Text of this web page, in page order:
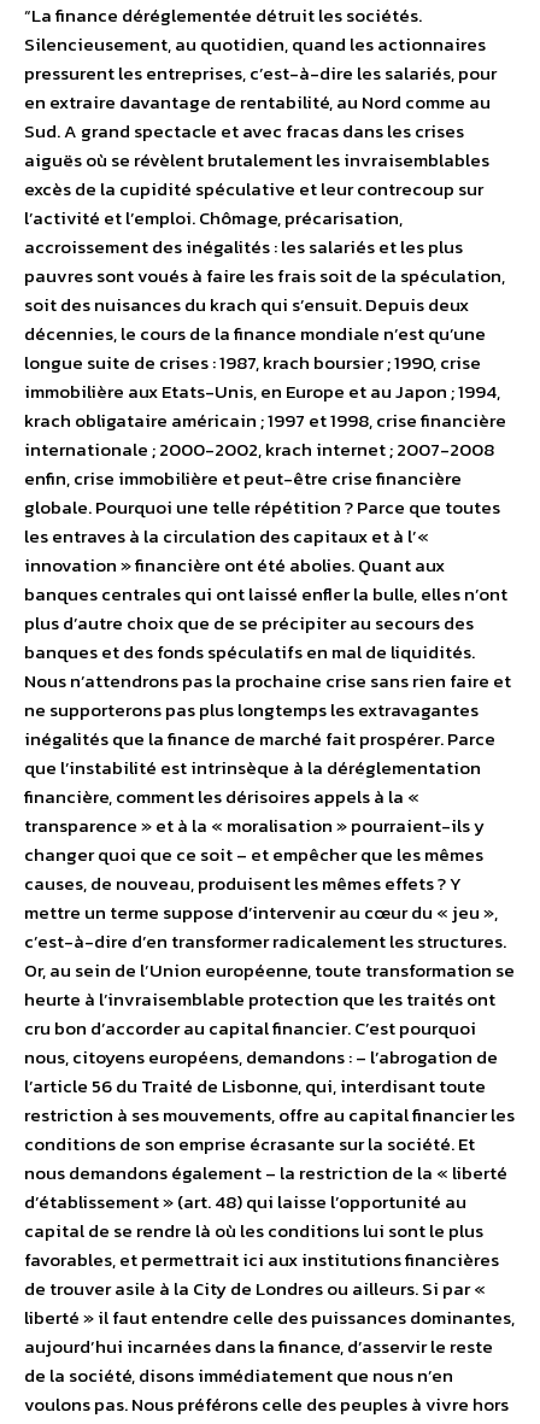
“La finance déréglementée détruit les sociétés.
Silencieusement, au quotidien, quand les actionnaires
pressurent les entreprises, c’est-à-dire les salariés, pour
en extraire davantage de rentabilité, au Nord comme au
Sud. A grand spectacle et avec fracas dans les crises
aiguës où se révèlent brutalement les invraisemblables
excès de la cupidité spéculative et leur contrecoup sur
l’activité et l’emploi. Chômage, précarisation,
accroissement des inégalités : les salariés et les plus
pauvres sont voués à faire les frais soit de la spéculation,
soit des nuisances du krach qui s’ensuit. Depuis deux
décennies, le cours de la finance mondiale n’est qu’une
longue suite de crises : 1987, krach boursier ; 1990, crise
immobilière aux Etats-Unis, en Europe et au Japon ; 1994,
krach obligataire américain ; 1997 et 1998, crise financière
internationale ; 2000-2002, krach internet ; 2007-2008
enfin, crise immobilière et peut-être crise financière
globale. Pourquoi une telle répétition ? Parce que toutes
les entraves à la circulation des capitaux et à l’«
innovation » financière ont été abolies. Quant aux
banques centrales qui ont laissé enfler la bulle, elles n’ont
plus d’autre choix que de se précipiter au secours des
banques et des fonds spéculatifs en mal de liquidités.
Nous n’attendrons pas la prochaine crise sans rien faire et
ne supporterons pas plus longtemps les extravagantes
inégalités que la finance de marché fait prospérer. Parce
que l’instabilité est intrinsèque à la déréglementation
financière, comment les dérisoires appels à la «
transparence » et à la « moralisation » pourraient-ils y
changer quoi que ce soit – et empêcher que les mêmes
causes, de nouveau, produisent les mêmes effets ? Y
mettre un terme suppose d’intervenir au cœur du « jeu »,
c’est-à-dire d’en transformer radicalement les structures.
Or, au sein de l’Union européenne, toute transformation se
heurte à l’invraisemblable protection que les traités ont
cru bon d’accorder au capital financier. C’est pourquoi
nous, citoyens européens, demandons : – l’abrogation de
l’article 56 du Traité de Lisbonne, qui, interdisant toute
restriction à ses mouvements, offre au capital financier les
conditions de son emprise écrasante sur la société. Et
nous demandons également – la restriction de la « liberté
d’établissement » (art. 48) qui laisse l’opportunité au
capital de se rendre là où les conditions lui sont le plus
favorables, et permettrait ici aux institutions financières
de trouver asile à la City de Londres ou ailleurs. Si par «
liberté » il faut entendre celle des puissances dominantes,
aujourd’hui incarnées dans la finance, d’asservir le reste
de la société, disons immédiatement que nous n’en
voulons pas. Nous préférons celle des peuples à vivre hors